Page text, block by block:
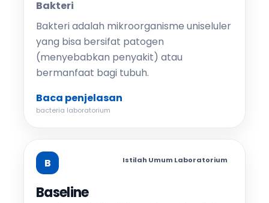
Bakteri
Bakteri adalah mikroorganisme uniseluler
yang bisa bersifat patogen
(menyebabkan penyakit) atau
bermanfaat bagi tubuh.
Baca penjelasan
bacteria laboratorium
B Istilah Umum Laboratorium
Baseline